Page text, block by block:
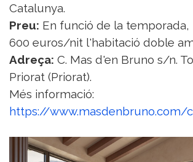
Catalunya.
Preu: En funció de la
600 euros/nit l'habitació doble
Adreça: C. Mas d'en Bruno s/n.
Priorat (Priorat).
Més informació:
https://www.masdenbruno.com/